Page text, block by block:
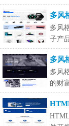
多风
多风
子产
多风
多风
的财
载。